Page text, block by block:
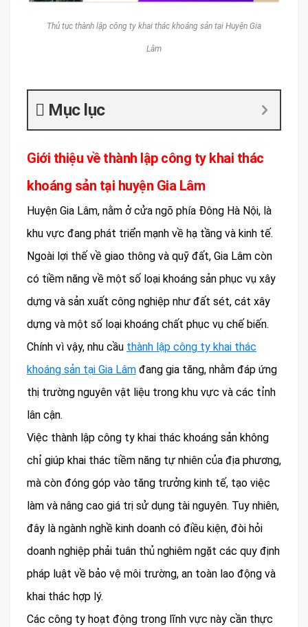
Thủ tục thành lập công ty khai thác khoáng sản tại Huyện Gia
Lâm
Mục lục
Giới thiệu về thành lập công ty khai thác
khoáng sản tại huyện Gia Lâm
Huyện Gia Lâm, nằm ở cửa ngõ phía Đông Hà Nội, là
khu vực đang phát triển mạnh về hạ tầng và kinh tế.
Ngoài lợi thế về giao thông và quỹ đất, Gia Lâm còn
có tiềm năng về một số loại khoáng sản phục vụ xây
dựng và sản xuất công nghiệp như đất sét, cát xây
dựng và một số loại khoáng chất phục vụ chế biến.
Chính vì vậy, nhu cầu thành lập công ty khai thác
khoáng sản tại Gia Lâm đang gia tăng, nhằm đáp ứng
thị trường nguyên vật liệu trong khu vực và các tỉnh
lân cận.
Việc thành lập công ty khai thác khoáng sản không
chỉ giúp khai thác tiềm năng tự nhiên của địa phương,
mà còn đóng góp vào tăng trưởng kinh tế, tạo việc
làm và nâng cao giá trị sử dụng tài nguyên. Tuy nhiên,
đây là ngành nghề kinh doanh có điều kiện, đòi hỏi
doanh nghiệp phải tuân thủ nghiêm ngặt các quy định
pháp luật về bảo vệ môi trường, an toàn lao động và
khai thác hợp lý.
Các công ty hoạt động trong lĩnh vực này cần thực